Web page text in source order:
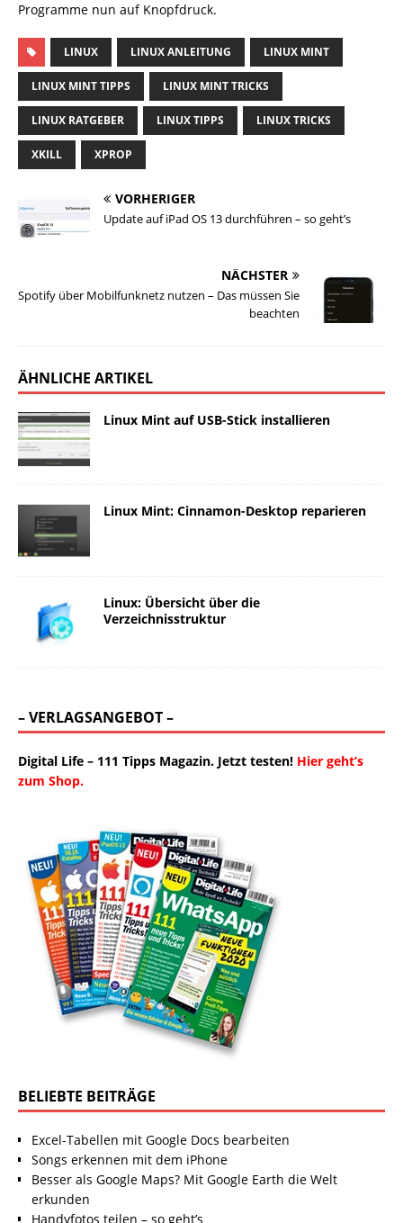
Programme nun auf Knopfdruck.
LINUX LINUX ANLEITUNG LINUX MINT
LINUX MINT TIPPS LINUX MINT TRICKS
LINUX RATGEBER LINUX TIPPS LINUX TRICKS
XKILL XPROP
VORHERIGER
Update auf iPad OS 13 durchführen – so geht’s
NÄCHSTER
Spotify über Mobilfunknetz nutzen – Das müssen Sie
beachten
ÄHNLICHE ARTIKEL
Linux Mint auf USB-Stick installieren
Linux Mint: Cinnamon-Desktop reparieren
Linux: Übersicht über die
Verzeichnisstruktur
– VERLAGSANGEBOT –
Digital Life – 111 Tipps Magazin. Jetzt testen! Hier geht’s
zum Shop.
BELIEBTE BEITRÄGE
Excel-Tabellen mit Google Docs bearbeiten
Songs erkennen mit dem iPhone
Besser als Google Maps? Mit Google Earth die Welt
erkunden
Handyfotos teilen – so geht’s